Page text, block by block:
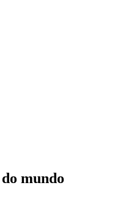
mundo